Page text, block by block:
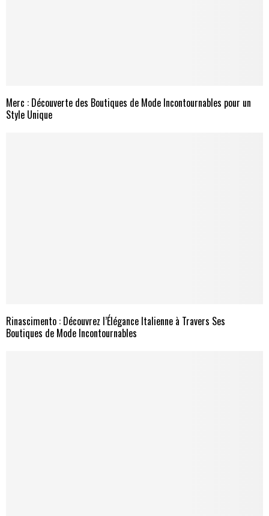
Merc : Découverte des Boutiques de Mode Incontournables pour un
Style Unique
Rinascimento : Découvrez l’Élégance Italienne à Travers Ses
Boutiques de Mode Incontournables